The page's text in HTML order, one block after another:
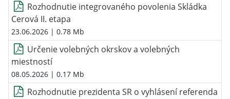
Rozhodnutie integrovaného povolenia Skládka
Cerová II. etapa
23.06.2026 | 0.78 Mb
Určenie volebných okrskov a volebných
miestností
08.05.2026 | 0.17 Mb
Rozhodnutie prezidenta SR o vyhlásení referenda